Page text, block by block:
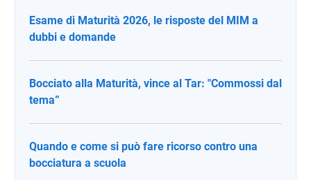
Esame di Maturità 2026, le risposte del MIM a
dubbi e domande
Bocciato alla Maturità, vince al Tar: "Commossi dal
tema”
Quando e come si può fare ricorso contro una
bocciatura a scuola